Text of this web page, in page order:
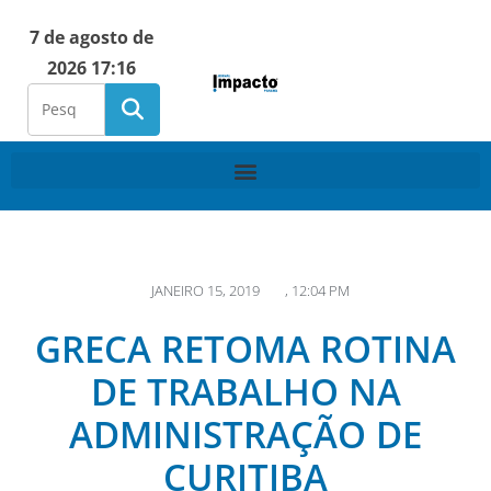
7 de agosto de
2026 17:16
JANEIRO 15, 2019 , 12:04 PM
GRECA RETOMA ROTINA
DE TRABALHO NA
ADMINISTRAÇÃO DE
CURITIBA